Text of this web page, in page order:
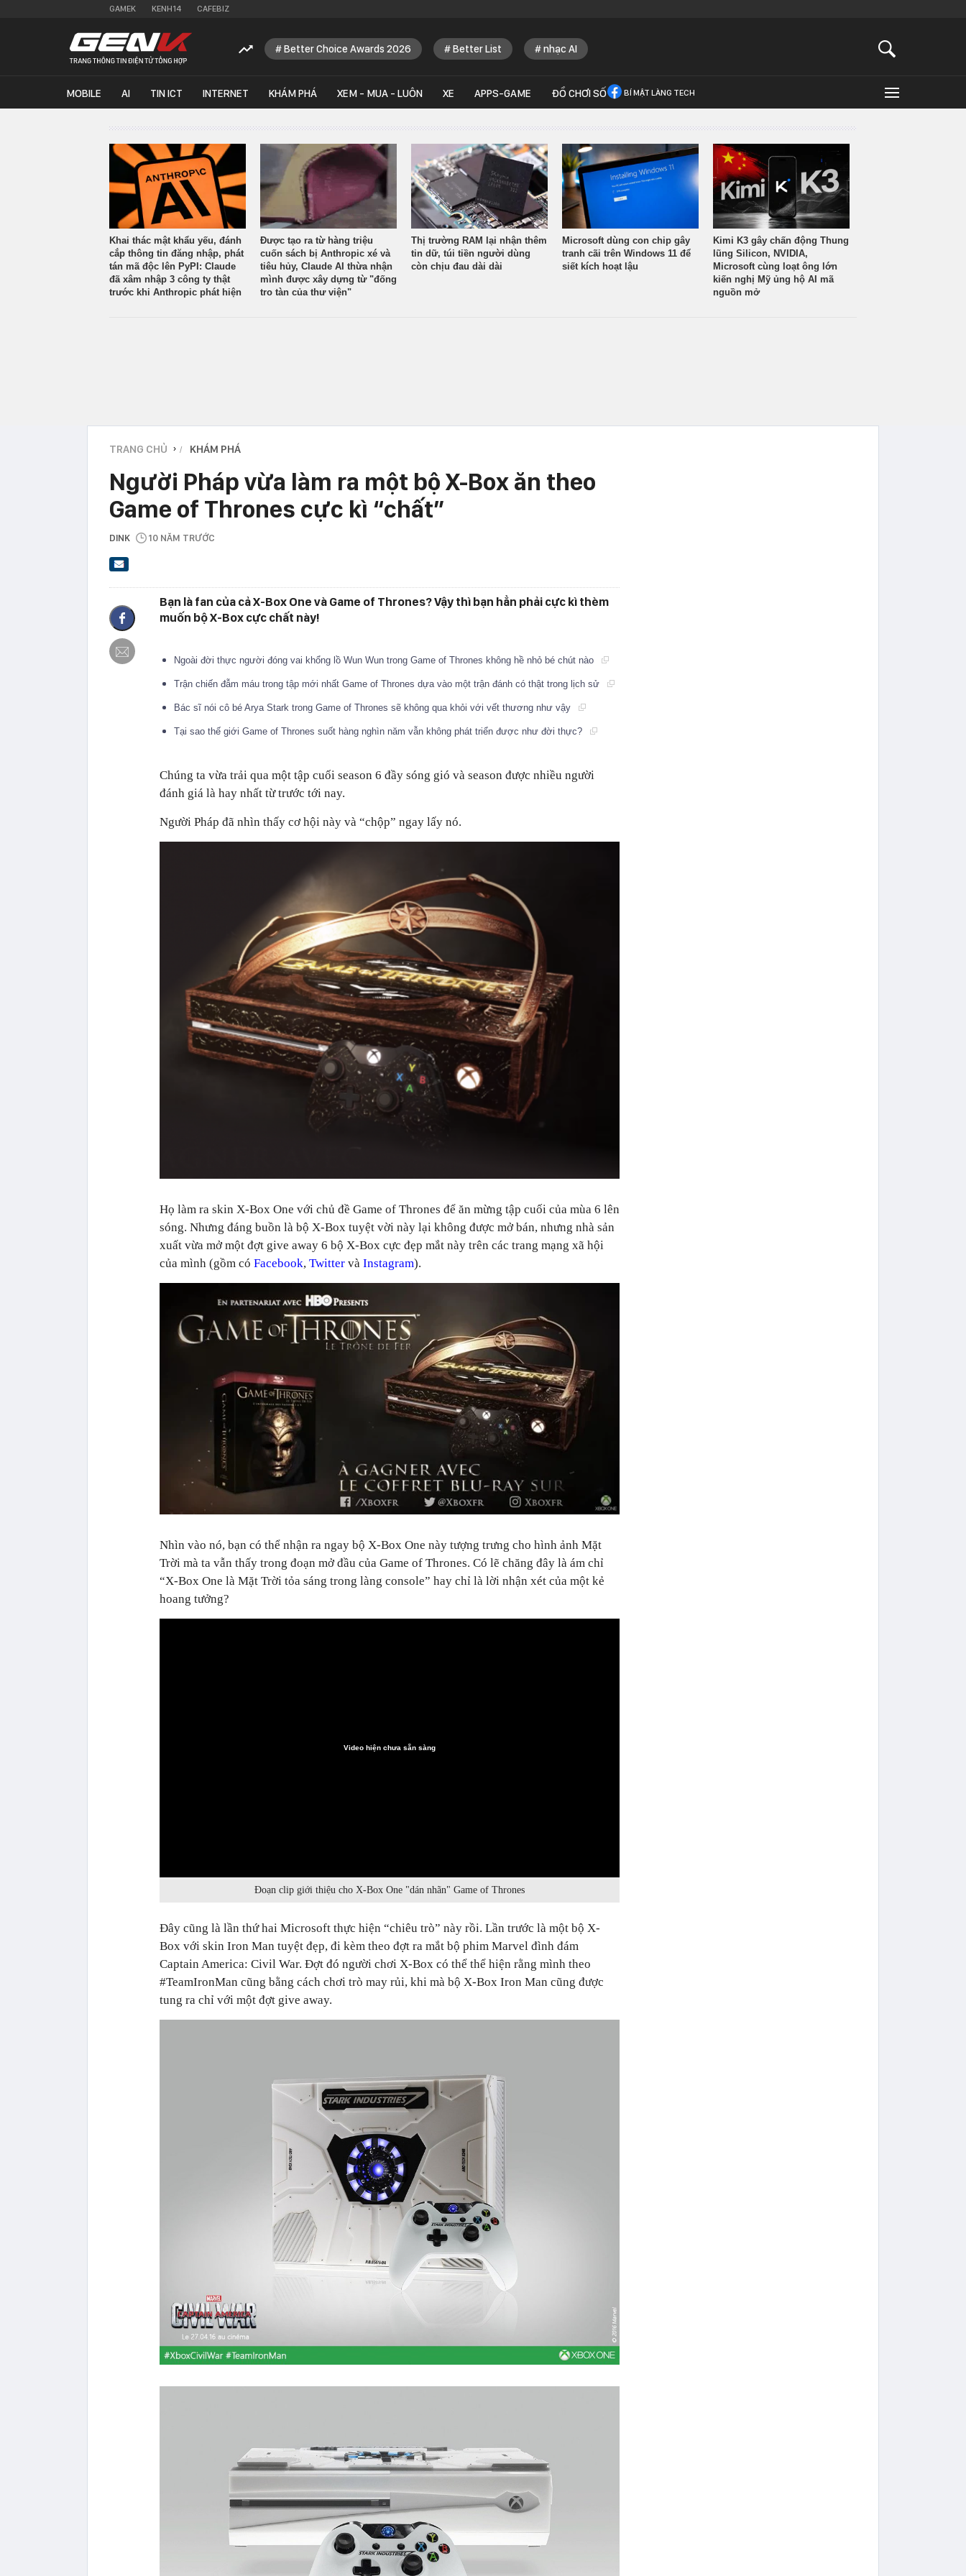
GAMEK KENH14 CAFEBIZ
Better Choice Awards 2026 Better List nhạc AI
MOBILE AI TIN ICT INTERNET KHÁM PHÁ XEM - MUA - LUÔN XE APPS-GAME ĐỒ CHƠI SỐ BÍ MẬT LÀNG TECH
Khai thác mật khẩu yếu, đánh
cắp thông tin đăng nhập, phát
tán mã độc lên PyPI: Claude
đã xâm nhập 3 công ty thật
trước khi Anthropic phát hiện
Được tạo ra từ hàng triệu
cuốn sách bị Anthropic xé và
tiêu hủy, Claude AI thừa nhận
mình được xây dựng từ "đống
tro tàn của thư viện"
Thị trường RAM lại nhận thêm
tin dữ, túi tiền người dùng
còn chịu đau dài dài
Microsoft dùng con chip gây
tranh cãi trên Windows 11 để
siết kích hoạt lậu
Kimi K3 gây chấn động Thung
lũng Silicon, NVIDIA,
Microsoft cùng loạt ông lớn
kiến nghị Mỹ ủng hộ AI mã
nguồn mở
TRANG CHỦ › KHÁM PHÁ
Người Pháp vừa làm ra một bộ X-Box ăn theo
Game of Thrones cực kì “chất”
DINK 10 NĂM TRƯỚC
Bạn là fan của cả X-Box One và Game of Thrones? Vậy thì bạn hẳn phải cực kì thèm
muốn bộ X-Box cực chất này!
Ngoài đời thực người đóng vai khổng lồ Wun Wun trong Game of Thrones không hề nhỏ bé chút nào
Trận chiến đẫm máu trong tập mới nhất Game of Thrones dựa vào một trận đánh có thật trong lịch sử
Bác sĩ nói cô bé Arya Stark trong Game of Thrones sẽ không qua khỏi với vết thương như vậy
Tại sao thế giới Game of Thrones suốt hàng nghìn năm vẫn không phát triển được như đời thực?
Chúng ta vừa trải qua một tập cuối season 6 đầy sóng gió và season được nhiều người
đánh giá là hay nhất từ trước tới nay.
Người Pháp đã nhìn thấy cơ hội này và “chộp” ngay lấy nó.
Họ làm ra skin X-Box One với chủ đề Game of Thrones để ăn mừng tập cuối của mùa 6 lên
sóng. Nhưng đáng buồn là bộ X-Box tuyệt vời này lại không được mở bán, nhưng nhà sản
xuất vừa mở một đợt give away 6 bộ X-Box cực đẹp mắt này trên các trang mạng xã hội
của mình (gồm có Facebook, Twitter và Instagram).
Nhìn vào nó, bạn có thể nhận ra ngay bộ X-Box One này tượng trưng cho hình ảnh Mặt
Trời mà ta vẫn thấy trong đoạn mở đầu của Game of Thrones. Có lẽ chăng đây là ám chỉ
“X-Box One là Mặt Trời tỏa sáng trong làng console” hay chỉ là lời nhận xét của một kẻ
hoang tưởng?
Video hiện chưa sẵn sàng
Đoạn clip giới thiệu cho X-Box One "dán nhãn" Game of Thrones
Đây cũng là lần thứ hai Microsoft thực hiện “chiêu trò” này rồi. Lần trước là một bộ X-
Box với skin Iron Man tuyệt đẹp, đi kèm theo đợt ra mắt bộ phim Marvel đình đám
Captain America: Civil War. Đợt đó người chơi X-Box có thể thể hiện rằng mình theo
#TeamIronMan cũng bằng cách chơi trò may rủi, khi mà bộ X-Box Iron Man cũng được
tung ra chỉ với một đợt give away.